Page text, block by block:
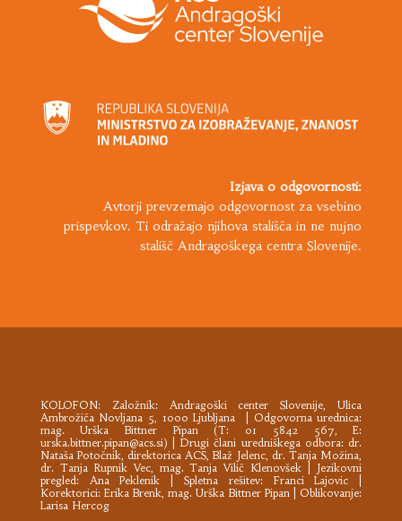
Izjava o odgovornosti:
Avtorji prevzemajo odgovornost za vsebino
prispevkov. Ti odražajo njihova stališča in ne nujno
stališč Andragoškega centra Slovenije.
KOLOFON: Založnik: Andragoški center Slovenije, Ulica
Ambrožiča Novljana 5, 1000 Ljubljana | Odgovorna urednica:
mag. Urška Bittner Pipan (T: 01 5842 567, E:
urska.bittner.pipan@acs.si) | Drugi člani uredniškega odbora: dr.
Nataša Potočnik, direktorica ACS, Blaž Jelenc, dr. Tanja Možina,
dr. Tanja Rupnik Vec, mag. Tanja Vilič Klenovšek | Jezikovni
pregled: Ana Peklenik | Spletna rešitev: Franci Lajovic |
Korektorici: Erika Brenk, mag. Urška Bittner Pipan | Oblikovanje:
Larisa Hercog